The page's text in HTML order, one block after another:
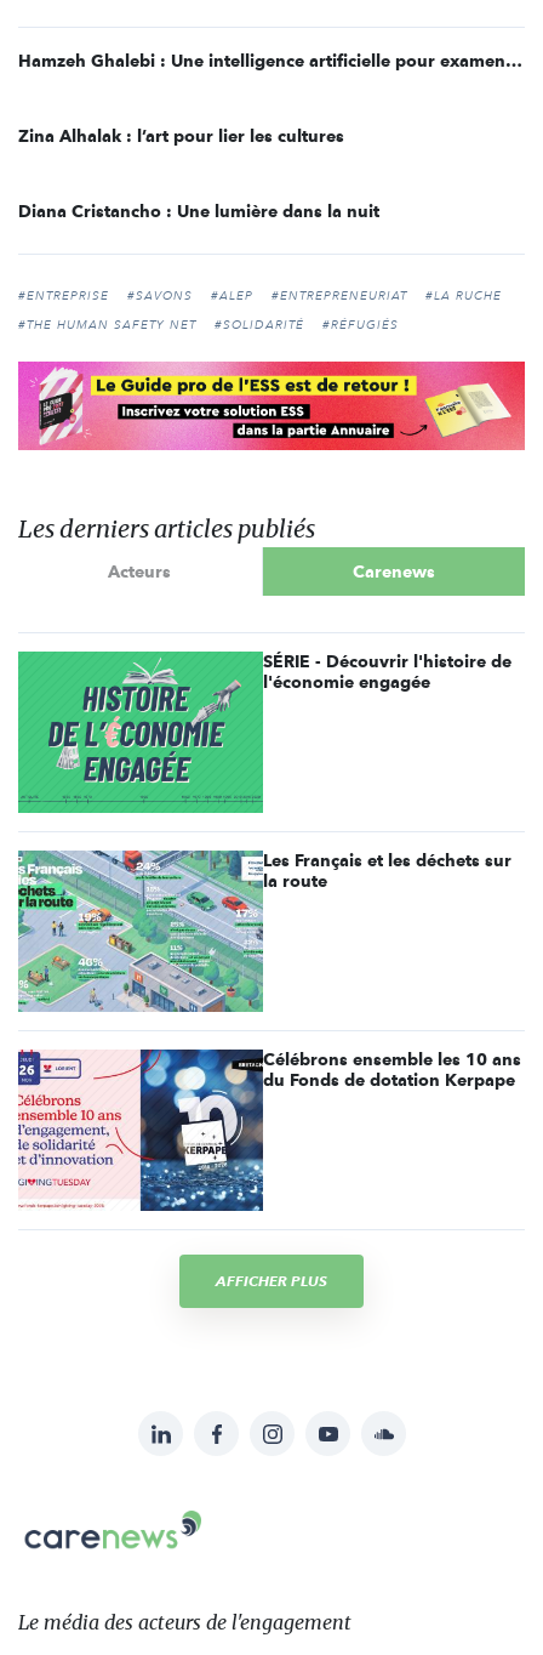
Hamzeh Ghalebi : Une intelligence artificielle pour examens en ligne
Zina Alhalak : l’art pour lier les cultures
Diana Cristancho : Une lumière dans la nuit
#ENTREPRISE #SAVONS #ALEP #ENTREPRENEURIAT
#LA RUCHE
#THE HUMAN SAFETY NET
#SOLIDARITÉ #RÉFUGIÉS
Les derniers articles publiés
Acteurs Carenews
SÉRIE - Découvrir l'histoire de
l'économie engagée
Les Français et les déchets sur
la route
Célébrons ensemble les 10 ans
du Fonds de dotation Kerpape
AFFICHER PLUS
sur:
LinkedInFacebookInstagramYouTubeSoundcloud
Le
des
Le média des acteurs de l'engagement